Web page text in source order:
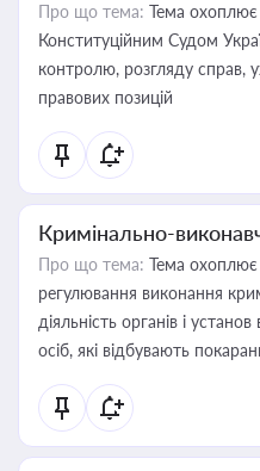
Про що тема: Тема охоплює
Конституційним Судом
контролю, розгляду справ,
правових позицій
Кримінально-
Про що тема: Тема охоплює
регулювання виконання
діяльність органів і
осіб, які відбувають